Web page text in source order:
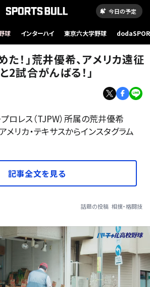
今日の予定
球 インターハイ 東京六大学野球
た！」荒井優希、アメリカ遠征
2試合がんばる！」
ロレス（TJPW）所属の荒井優希
メリカ・テキサスからインスタグラム
記事全文を見る
話題の投稿 相撲・格闘技